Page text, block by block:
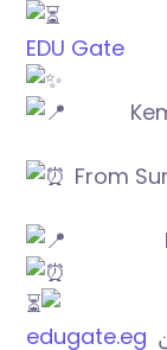
EDU Gate
From
edugate.eg